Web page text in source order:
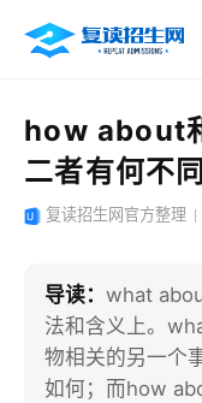
how about
二者有何不同
复读招生网官方整理
导读：what
法和含义上。
物相关的另一个
如何；而how